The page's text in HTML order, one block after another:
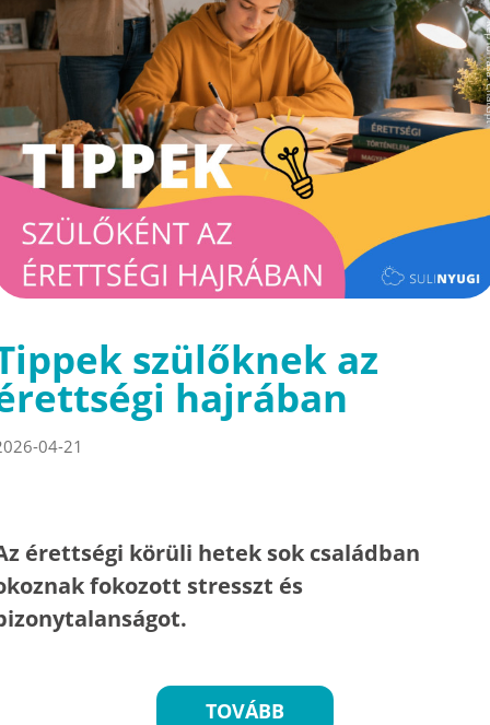
szülőknek az
hajrában
04-21
érettségi körüli hetek sok családban
fokozott stresszt és
TOVÁBB